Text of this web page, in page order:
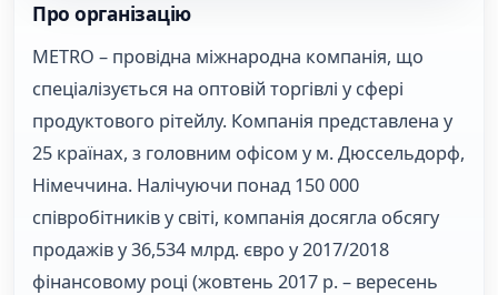
Про організацію
METRO – провідна міжнародна компанія, що
спеціалізується на оптовій торгівлі у сфері
продуктового рітейлу. Компанія представлена у
25 країнах, з головним офісом у м. Дюссельдорф,
Німеччина. Налічуючи понад 150 000
співробітників у світі, компанія досягла обсягу
продажів у 36,534 млрд. євро у 2017/2018
фінансовому році (жовтень 2017 р. – вересень